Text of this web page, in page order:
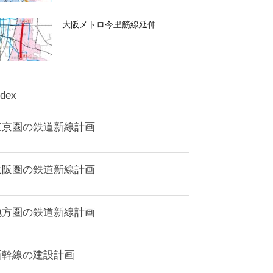
大阪メトロ今里筋線延伸
圏の鉄道新線計画
圏の鉄道新線計画
圏の鉄道新線計画
線の建設計画